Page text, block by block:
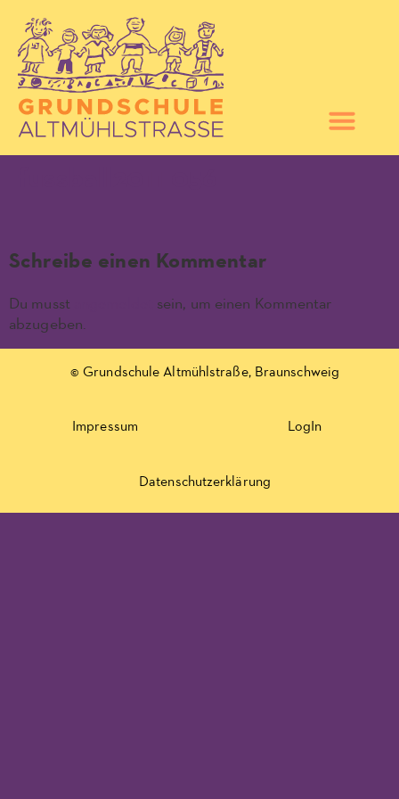
Schreibe einen Kommentar
Du musst
sein, um einen Kommentar
abzugeben.
© Grundschule Altmühlstraße, Braunschweig
Impressum LogIn
Datenschutzerklärung